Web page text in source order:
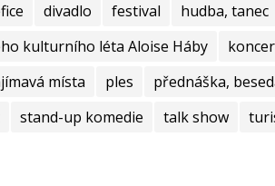
divadlo festival hudba, tanec
kulturního léta Aloise Háby
místa ples přednáška,
stand-up komedie talk show